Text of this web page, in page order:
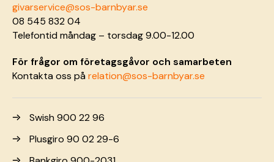
givarservice@sos-barnbyar.se
08 545 832 04
Telefontid måndag – torsdag 9.00-12.00
För frågor om företagsgåvor och samarbeten
Kontakta oss pårelation@sos-barnbyar.se
Swish 900 22 96
Plusgiro 90 02 29-6